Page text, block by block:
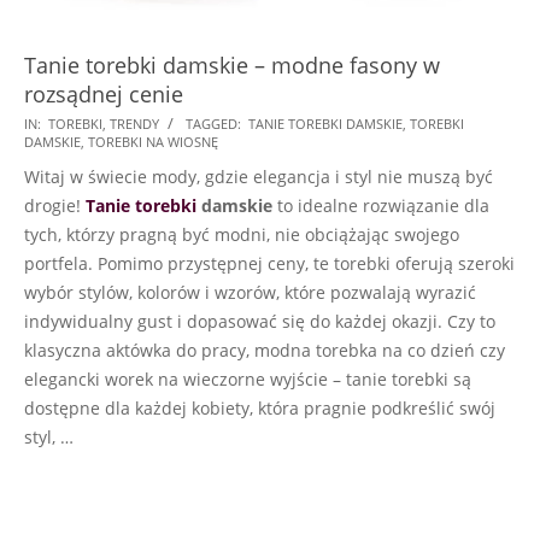
Tanie torebki damskie – modne fasony w
rozsądnej cenie
2024-
02-
26
IN: TOREBKI, TRENDY TAGGED: TANIE TOREBKI DAMSKIE, TOREBKI
DAMSKIE, TOREBKI NA WIOSNĘ
Witaj w świecie mody, gdzie elegancja i styl nie muszą być
drogie! Tanie torebki damskie to idealne rozwiązanie dla
tych, którzy pragną być modni, nie obciążając swojego
portfela. Pomimo przystępnej ceny, te torebki oferują szeroki
wybór stylów, kolorów i wzorów, które pozwalają wyrazić
indywidualny gust i dopasować się do każdej okazji. Czy to
klasyczna aktówka do pracy, modna torebka na co dzień czy
elegancki worek na wieczorne wyjście – tanie torebki są
dostępne dla każdej kobiety, która pragnie podkreślić swój
styl, …